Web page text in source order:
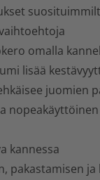
omalla
lisää
juomien
kannessa
pakastamisen